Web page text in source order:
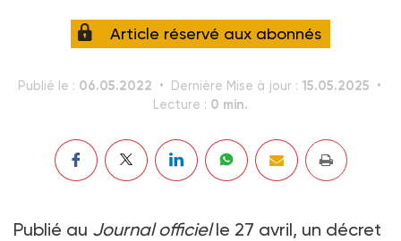
Article réservé aux abonnés
Publié le : 06.05.2022 Dernière Mise à jour : 15.05.2025
Lecture : 0 min.
Publié au Journal officielle 27 avril, un décret